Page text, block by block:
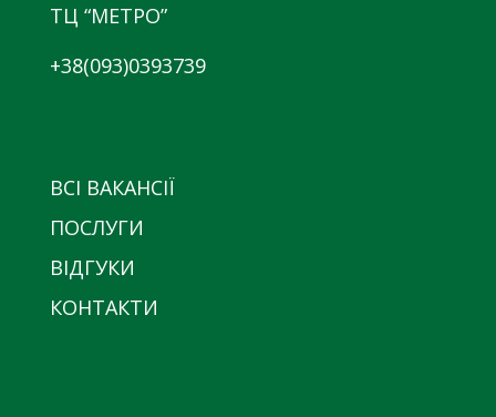
ТЦ “МЕТРО”
+38(093)0393739
ВСІ ВАКАНСІЇ
ПОСЛУГИ
ВІДГУКИ
КОНТАКТИ